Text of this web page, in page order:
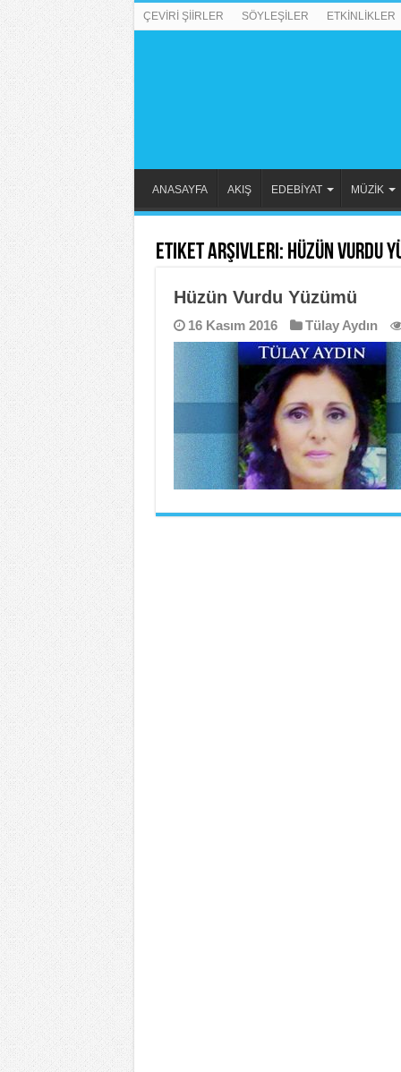
ÇEVİRİ ŞİİRLER SÖYLEŞİLER ETKİNLİKLER
ANASAYFA AKIŞ EDEBİYAT MÜZİK
Etiket Arşivleri: Hüzün Vurdu
Hüzün Vurdu Yüzümü
16 Kasım 2016 Tülay Aydın